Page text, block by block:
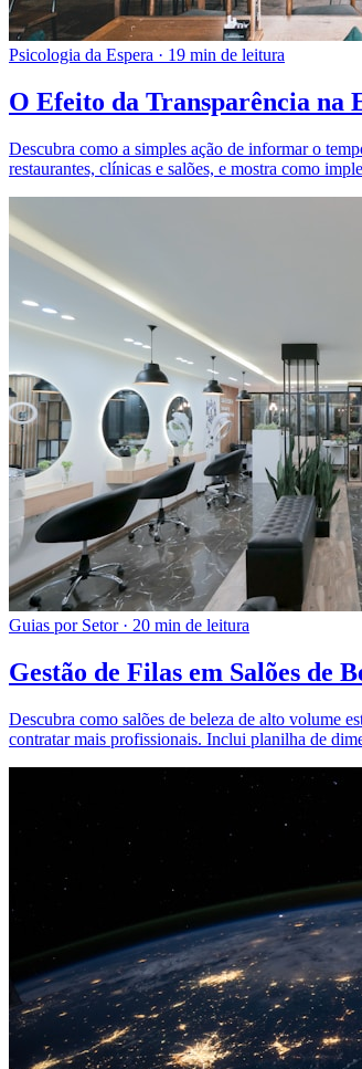
Psicologia da Espera · 19 min de leitura
O Efeito da Transparência na
Descubra como a simples ação de informar o
restaurantes, clínicas e salões, e mostra como
Guias por Setor · 20 min de leitura
Gestão de Filas em Salões de
Descubra como salões de beleza de alto volume
contratar mais profissionais. Inclui planilha de